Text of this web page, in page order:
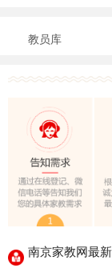
致全省中小学
2025年12月江
最新！教育部
​2025年11月江
教员库
南京家教网最